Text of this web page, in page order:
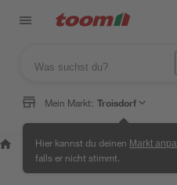
Mein Markt: Troisdorf
Hier kannst du deinen Markt
falls er nicht stimmt.
Wissen &
Service
/
Selbermachen
& Ratgeber
/